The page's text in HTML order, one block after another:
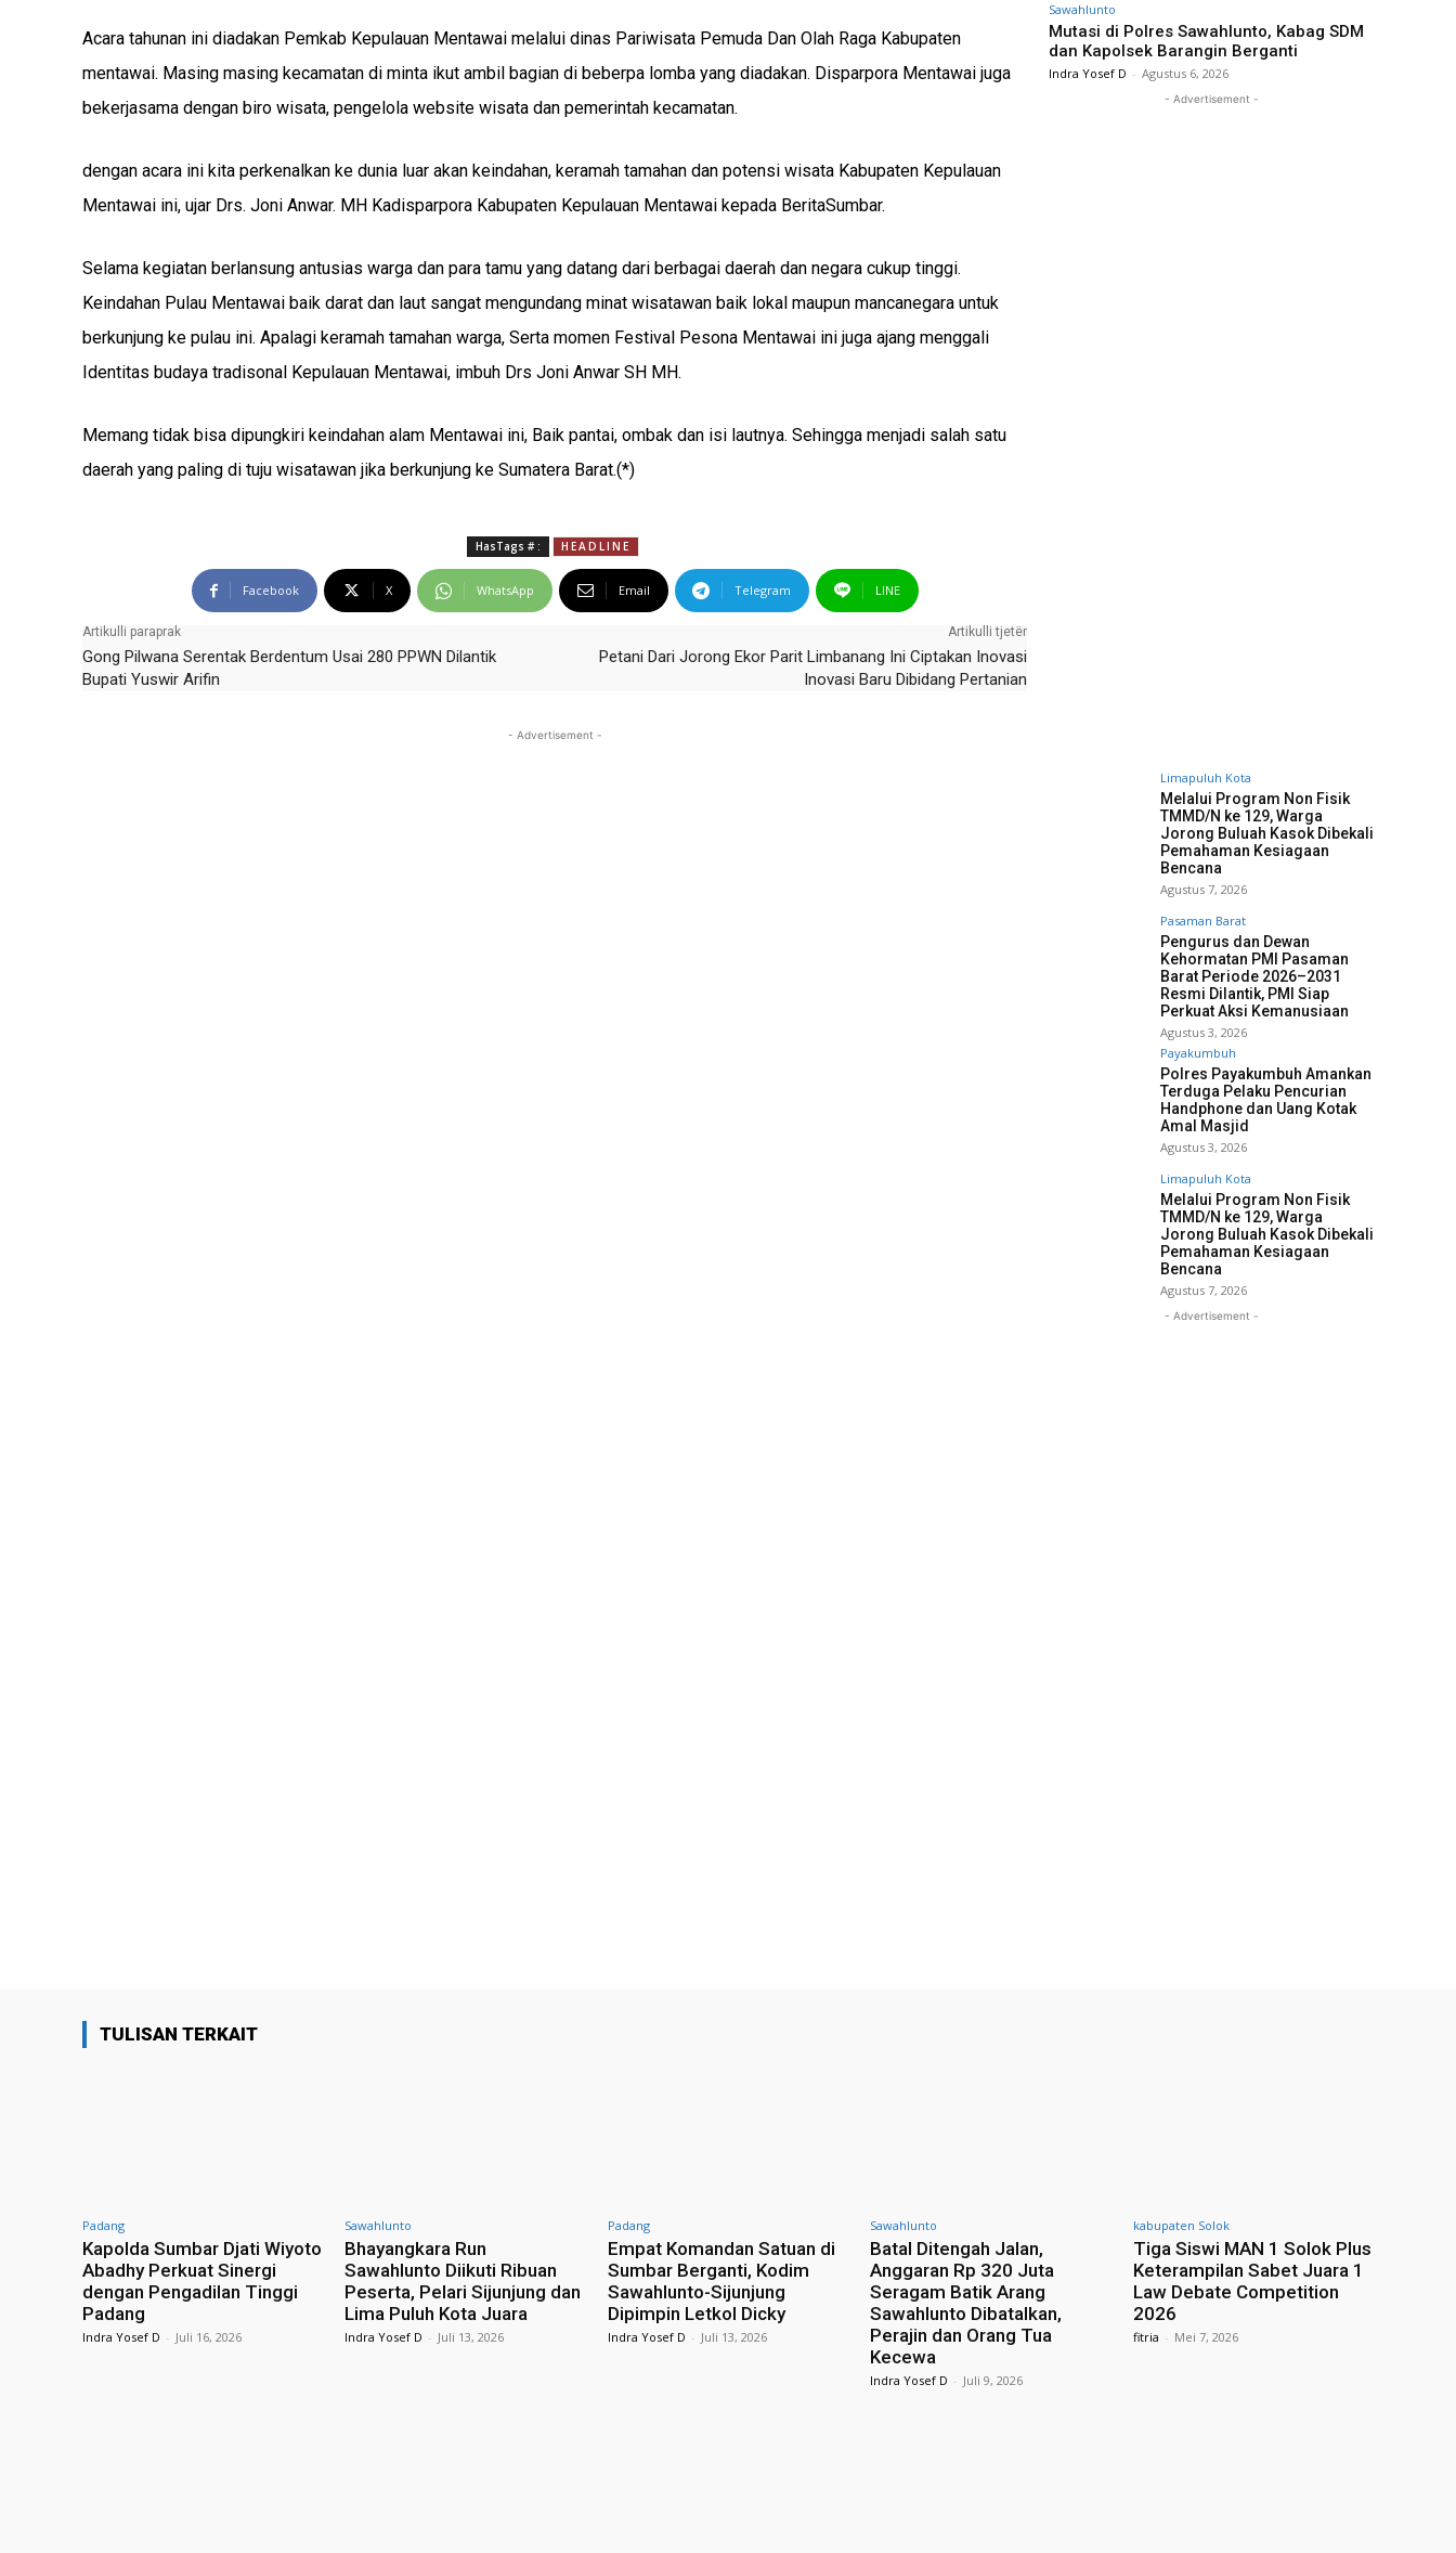
Acara tahunan ini diadakan Pemkab Kepulauan Mentawai melalui dinas Pariwisata Pemuda Dan Olah Raga Kabupaten
mentawai. Masing masing kecamatan di minta ikut ambil bagian di beberpa lomba yang diadakan. Disparpora Mentawai juga
bekerjasama dengan biro wisata, pengelola website wisata dan pemerintah kecamatan.
dengan acara ini kita perkenalkan ke dunia luar akan keindahan, keramah tamahan dan potensi wisata Kabupaten Kepulauan
Mentawai ini, ujar Drs. Joni Anwar. MH Kadisparpora Kabupaten Kepulauan Mentawai kepada BeritaSumbar.
Selama kegiatan berlansung antusias warga dan para tamu yang datang dari berbagai daerah dan negara cukup tinggi.
Keindahan Pulau Mentawai baik darat dan laut sangat mengundang minat wisatawan baik lokal maupun mancanegara untuk
berkunjung ke pulau ini. Apalagi keramah tamahan warga, Serta momen Festival Pesona Mentawai ini juga ajang menggali
Identitas budaya tradisonal Kepulauan Mentawai, imbuh Drs Joni Anwar SH MH.
Memang tidak bisa dipungkiri keindahan alam Mentawai ini, Baik pantai, ombak dan isi lautnya. Sehingga menjadi salah satu
daerah yang paling di tuju wisatawan jika berkunjung ke Sumatera Barat.(*)
HasTags # : HEADLINE
Facebook X WhatsApp Email Telegram LINE
Artikulli paraprak
Gong Pilwana Serentak Berdentum Usai 280 PPWN Dilantik
Bupati Yuswir Arifin
Artikulli tjetër
Petani Dari Jorong Ekor Parit Limbanang Ini Ciptakan Inovasi
Inovasi Baru Dibidang Pertanian
- Advertisement -
Sawahlunto
Mutasi di Polres Sawahlunto, Kabag SDM
dan Kapolsek Barangin Berganti
Indra Yosef D - Agustus 6, 2026
- Advertisement -
Limapuluh Kota
Melalui Program Non Fisik
TMMD/N ke 129, Warga
Jorong Buluah Kasok Dibekali
Pemahaman Kesiagaan
Bencana
Agustus 7, 2026
Pasaman Barat
Pengurus dan Dewan
Kehormatan PMI Pasaman
Barat Periode 2026–2031
Resmi Dilantik, PMI Siap
Perkuat Aksi Kemanusiaan
Agustus 3, 2026
Payakumbuh
Polres Payakumbuh Amankan
Terduga Pelaku Pencurian
Handphone dan Uang Kotak
Amal Masjid
Agustus 3, 2026
Limapuluh Kota
Melalui Program Non Fisik
TMMD/N ke 129, Warga
Jorong Buluah Kasok Dibekali
Pemahaman Kesiagaan
Bencana
Agustus 7, 2026
- Advertisement -
TULISAN TERKAIT
Padang
Kapolda Sumbar Djati Wiyoto
Abadhy Perkuat Sinergi
dengan Pengadilan Tinggi
Padang
Indra Yosef D - Juli 16, 2026
Sawahlunto
Bhayangkara Run
Sawahlunto Diikuti Ribuan
Peserta, Pelari Sijunjung dan
Lima Puluh Kota Juara
Indra Yosef D - Juli 13, 2026
Padang
Empat Komandan Satuan di
Sumbar Berganti, Kodim
Sawahlunto-Sijunjung
Dipimpin Letkol Dicky
Indra Yosef D - Juli 13, 2026
Sawahlunto
Batal Ditengah Jalan,
Anggaran Rp 320 Juta
Seragam Batik Arang
Sawahlunto Dibatalkan,
Perajin dan Orang Tua
Kecewa
Indra Yosef D - Juli 9, 2026
kabupaten Solok
Tiga Siswi MAN 1 Solok Plus
Keterampilan Sabet Juara 1
Law Debate Competition
2026
fitria - Mei 7, 2026